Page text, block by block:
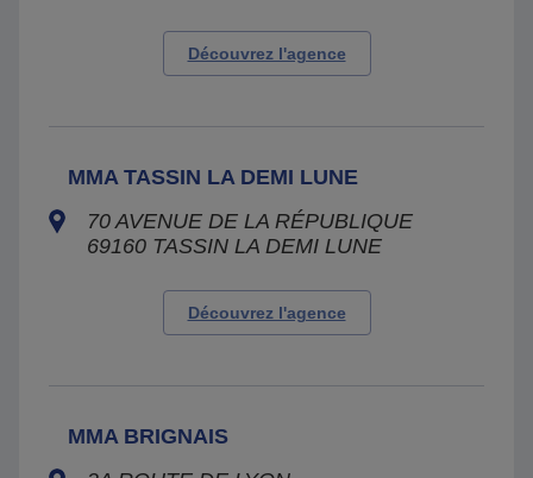
Découvrez l'agence
MMA TASSIN LA DEMI LUNE
70 AVENUE DE LA RÉPUBLIQUE
69160 TASSIN LA DEMI LUNE
Découvrez l'agence
MMA BRIGNAIS